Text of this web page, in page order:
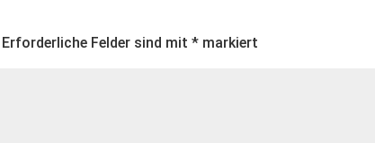
Erforderliche Felder sind mit* markiert